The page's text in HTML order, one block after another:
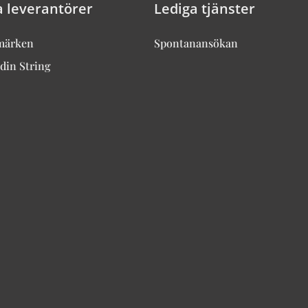
leverantörer
String
Lediga tjänster
Spontanansökan